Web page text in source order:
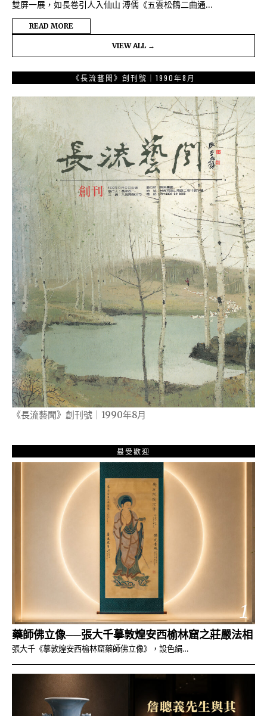
雙屏一展，如長卷引人入仙山 溥儒《五雲松鶴二曲通…
READ MORE
VIEW ALL →
《長流藝聞》創刊號｜1990年8月
《長流藝聞》創刊號｜1990年8月
最受歡迎
1
藥師佛立像──張大千摹敦煌安西榆林窟之莊嚴法相
張大千《摹敦煌安西榆林窟藥師佛立像》，設色絹…